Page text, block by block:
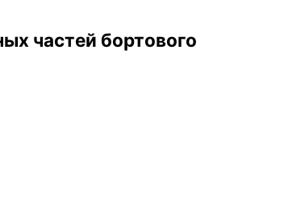
частей бортового